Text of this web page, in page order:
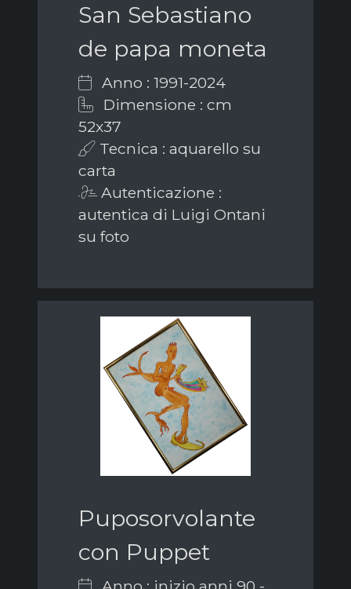
San Sebastiano
de papa moneta
Anno : 1991-2024
Dimensione : cm
52x37
Tecnica : aquarello su
carta
Autenticazione :
autentica di Luigi Ontani
su foto
Puposorvolante
con Puppet